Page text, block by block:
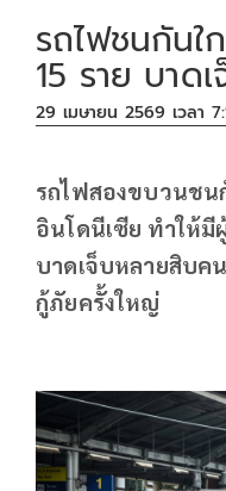
รถไฟชนกันใ
15 ราย บาด
29 เมษายน 2569 เวลา
รถไฟสองขบวนชน
อินโดนีเซีย ทำให้มี
บาดเจ็บหลายสิบค
กู้ภัยครั้งใหญ่